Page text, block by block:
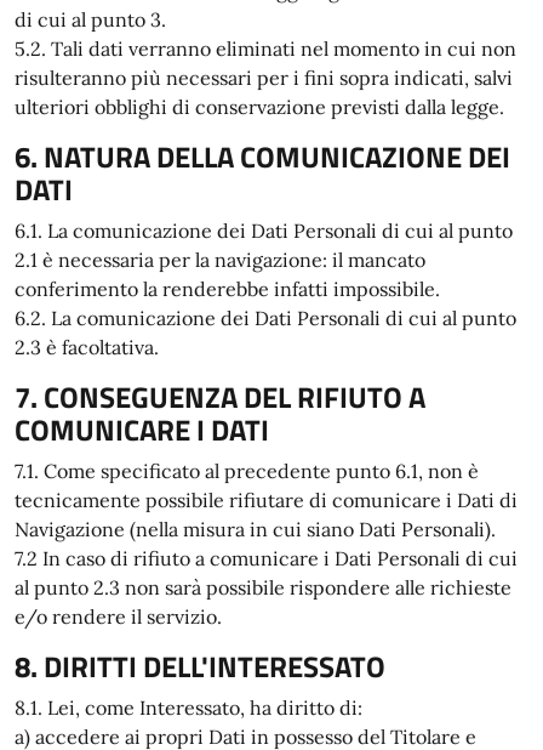
di cui al punto 3.
5.2. Tali dati verranno eliminati nel momento in cui non
risulteranno più necessari per i fini sopra indicati, salvi
ulteriori obblighi di conservazione previsti dalla legge.
6. NATURA DELLA COMUNICAZIONE DEI
DATI
6.1. La comunicazione dei Dati Personali di cui al punto
2.1 è necessaria per la navigazione: il mancato
conferimento la renderebbe infatti impossibile.
6.2. La comunicazione dei Dati Personali di cui al punto
2.3 è facoltativa.
7. CONSEGUENZA DEL RIFIUTO A
COMUNICARE I DATI
7.1. Come specificato al precedente punto 6.1, non è
tecnicamente possibile rifiutare di comunicare i Dati di
Navigazione (nella misura in cui siano Dati Personali).
7.2 In caso di rifiuto a comunicare i Dati Personali di cui
al punto 2.3 non sarà possibile rispondere alle richieste
e/o rendere il servizio.
8. DIRITTI DELL'INTERESSATO
8.1. Lei, come Interessato, ha diritto di:
a) accedere ai propri Dati in possesso del Titolare e